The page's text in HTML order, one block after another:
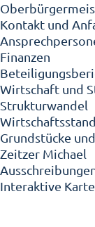
Kontakt und
Finanzen
Wirtschaft und
Strukturwandel
Grundstücke
Zeitzer Michael
Interaktive Karte